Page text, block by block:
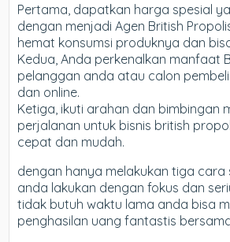
Pertama, dapatkan harga spesial
dengan menjadi Agen British
hemat konsumsi produknya dan
Kedua, Anda perkenalkan manfaat
pelanggan anda atau calon
dan online.
Ketiga, ikuti arahan dan bimbingan
perjalanan untuk bisnis british
cepat dan mudah.
dengan hanya melakukan tiga cara
anda lakukan dengan fokus dan
tidak butuh waktu lama anda bisa
penghasilan uang fantastis